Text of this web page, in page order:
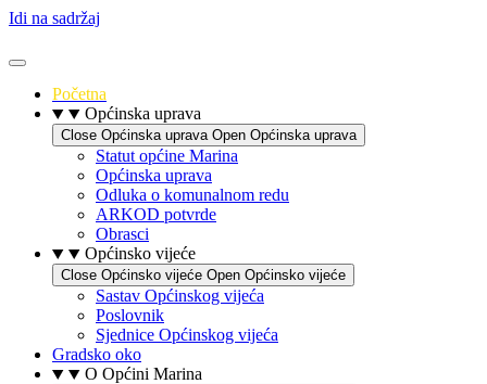
Idi na sadržaj
Početna
Općinska uprava
Close Općinska uprava Open Općinska uprava
Statut općine Marina
Općinska uprava
Odluka o komunalnom redu
ARKOD potvrde
Obrasci
Općinsko vijeće
Close Općinsko vijeće Open Općinsko vijeće
Sastav Općinskog vijeća
Poslovnik
Sjednice Općinskog vijeća
Gradsko oko
O Općini Marina